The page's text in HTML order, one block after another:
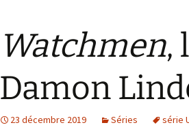
Watchmen,
Damon
23 décembre 2019 Séries série